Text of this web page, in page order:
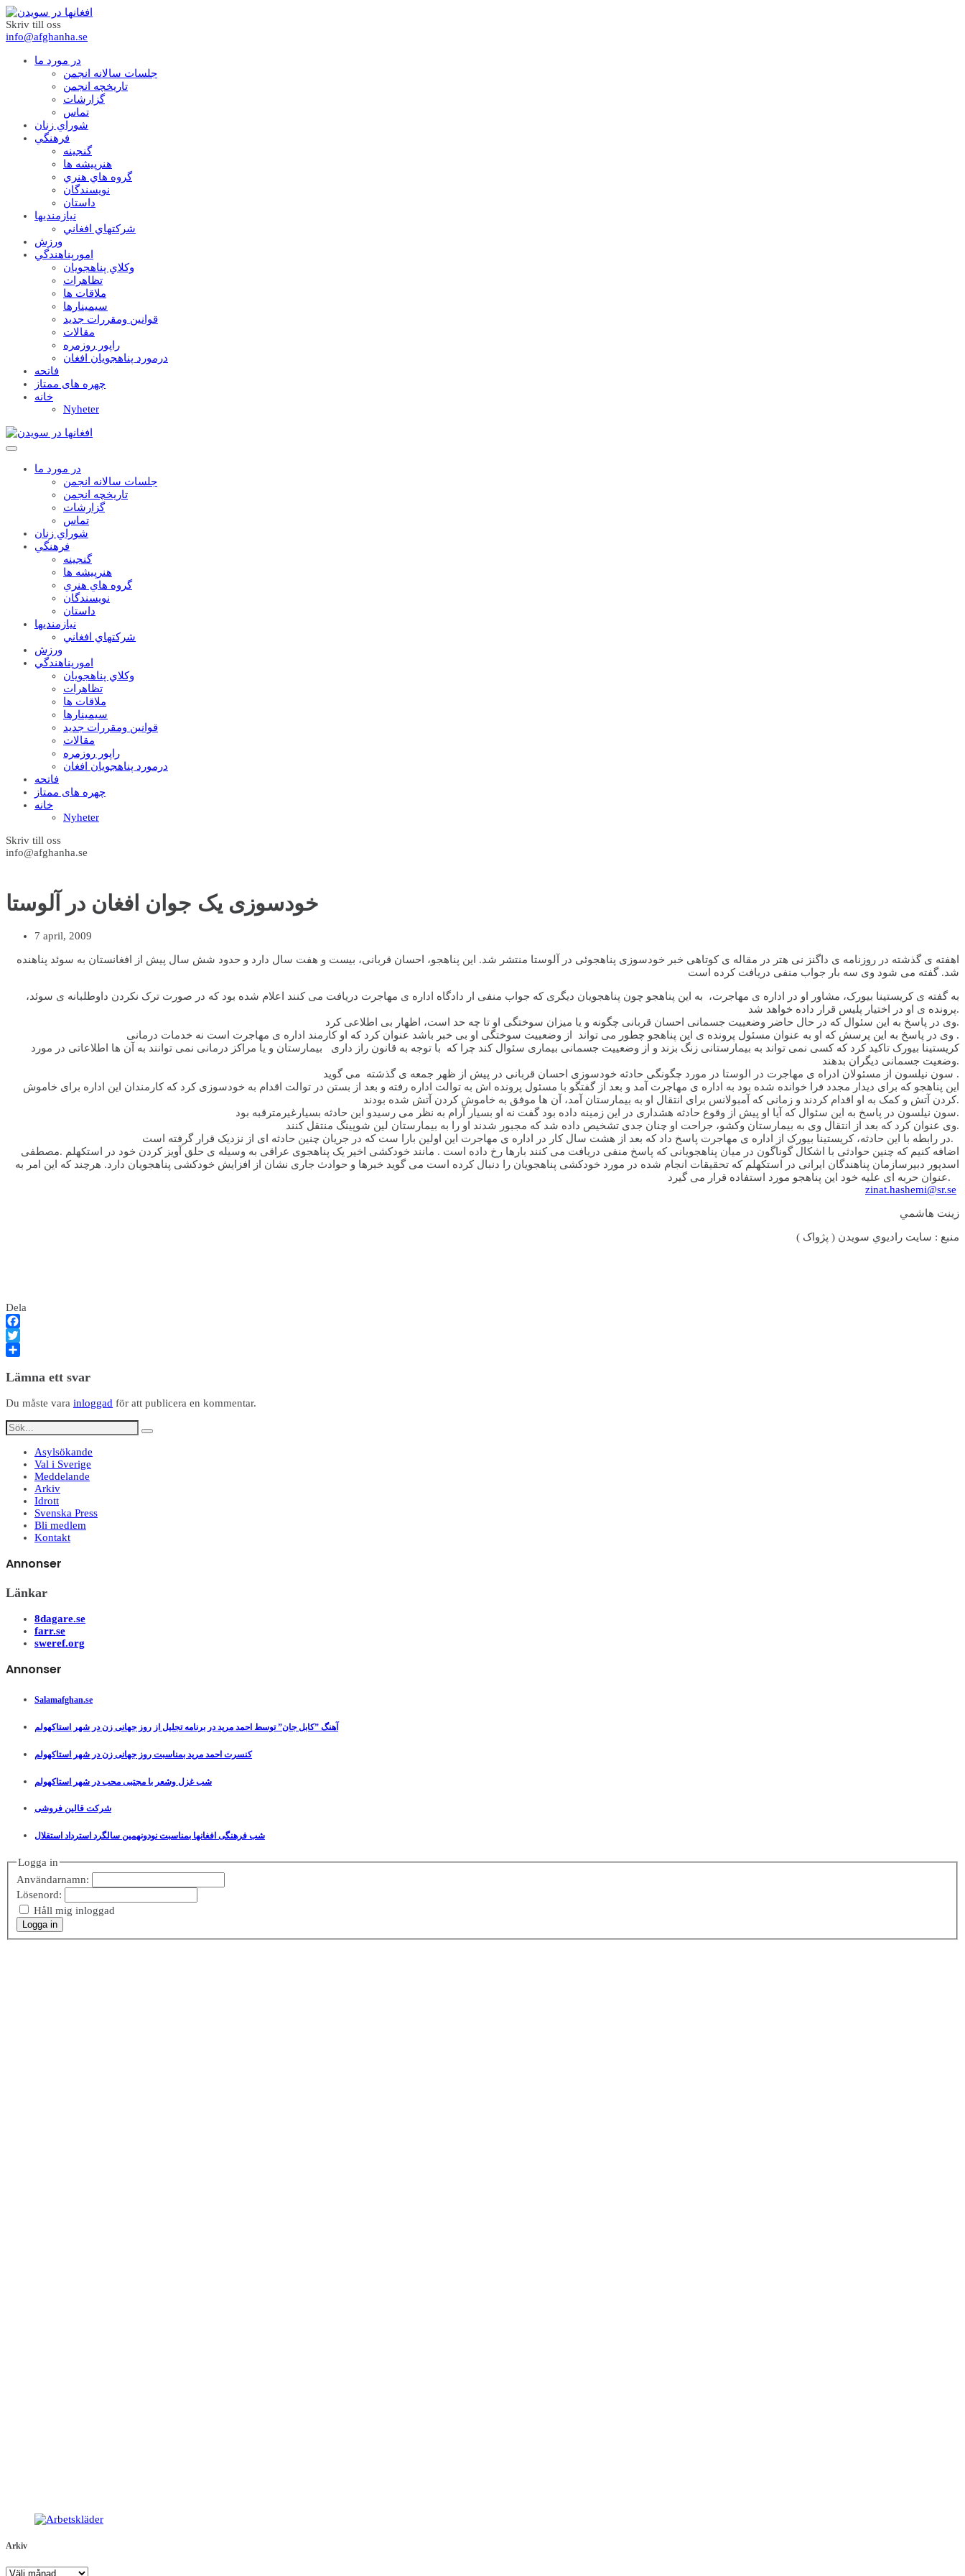
Skriv till oss
info@afghanha.se
در مورد ما
جلسات سالانه انجمن
تاریخچه انجمن
گزارشات
تماس
شوراي زنان
فرهنگي
گنجينه
هنرپيشه ها
گروه هاي هنري
نويسندگان
داستان
نيازمنديها
شرکتهاي افغاني
ورزش
امورپناهندگي
وکلاي پناهجويان
تظاهرات
ملاقات ها
سيمينارها
قوانين ومقررات جديد
مقالات
راپور روزمره
درمورد پناهجويان افغان
فاتحه
چهره های ممتاز
خانه
Nyheter
در مورد ما
جلسات سالانه انجمن
تاریخچه انجمن
گزارشات
تماس
شوراي زنان
فرهنگي
گنجينه
هنرپيشه ها
گروه هاي هنري
نويسندگان
داستان
نيازمنديها
شرکتهاي افغاني
ورزش
امورپناهندگي
وکلاي پناهجويان
تظاهرات
ملاقات ها
سيمينارها
قوانين ومقررات جديد
مقالات
راپور روزمره
درمورد پناهجويان افغان
فاتحه
چهره های ممتاز
خانه
Nyheter
Skriv till oss
info@afghanha.se
خودسوزی یک جوان افغان در آلوستا
7 april, 2009
اهفته ی گذشته در روزنامه ی داگنز نی هتر در مقاله ی کوتاهی خبر خودسوزی پناهجوئی در آلوستا منتشر شد. این پناهجو، احسان قربانی، بیست و هفت سال دارد و حدود شش سال پیش از افغانستان به سوئد پناهنده
شد. گفته می شود وی سه بار جواب منفی دریافت کرده است
به گفته ی کریستینا بیورک، مشاور او در اداره ی مهاجرت، به این پناهجو چون پناهجویان دیگری که جواب منفی ار دادگاه اداره ی مهاجرت دریافت می کنند اعلام شده بود که در صورت ترک نکردن داوطلبانه ی سوئد،
پرونده ی او در اختیار پلیس قرار داده خواهد شد.
وی در پاسخ به این سئوال که در حال حاضر وضعییت جسمانی احسان قربانی چگونه و یا میزان سوختگی او تا چه حد است، اظهار بی اطلاعی کرد.
وی در پاسخ به این پرسش که او به عنوان مسئول پرونده ی این پناهجو چطور می تواند از وضعییت سوختگی او بی خبر باشد عنوان کرد که او کارمند اداره ی مهاجرت است نه خدمات درمانی .
کریستینا بیورک تاکید کرد که کسی نمی تواند به بیمارستانی زنگ بزند و از وضعییت جسمانی بیماری سئوال کند چرا که با توجه به قانون راز داری بیمارستان و یا مراکز درمانی نمی توانند به آن ها اطلاعاتی در مورد
وضعیت جسمانی دیگران بدهند.
سون نیلسون از مسئولان ادراه ی مهاجرت در الوستا در مورد چگونگی حادثه خودسوزی احسان قربانی در پیش از ظهر جمعه ی گذشته می گوید .
این پناهجو که برای دیدار مجدد فرا خوانده شده بود به اداره ی مهاجرت آمد و بعد از گفتگو با مسئول پرونده اش به توالت اداره رفته و بعد از بستن در توالت اقدام به خودسوزی کرد که کارمندان این اداره برای خاموش
کردن آتش و کمک به او اقدام کردند و زمانی که آمبولانس برای انتقال او به بیمارستان آمد، آن ها موفق به خاموش کردن آتش شده بودند.
سون نیلسون در پاسخ به این سئوال که آیا او پیش از وقوع حادثه هشداری در این زمینه داده بود گفت نه او بسیار آرام به نظر می رسیدو این حادثه بسیارغیرمترقبه بود.
وی عنوان کرد که بعد از انتقال وی به بیمارستان وکشو، جراحت او چنان جدی تشخیص داده شد که مجبور شدند او را به بیمارستان لین شوپینگ منتقل کنند.
در رابطه با این حادثه، کریستینا بیورک از اداره ی مهاجرت پاسخ داد که بعد از هشت سال کار در اداره ی مهاجرت این اولین بارا ست که در جریان چنین حادثه ای از نزدیک قرار گرفته است.
اضافه کنیم که چنین حوادثی با اشکال گوناگون در میان پناهجویانی که پاسخ منفی دریافت می کنند بارها رخ داده است . مانند خودکشی اخیر یک پناهجوی عراقی به وسیله ی حلق آویز کردن خود در استکهلم .مصطفی
اسدپور دبیرسازمان پناهندگان ایرانی در استکهلم که تحقیقات انجام شده در مورد خودکشی پناهجویان را دنبال کرده است می گوید خبرها و حوادث جاری نشان از افزایش خودکشی پناهجویان دارد. هرچند که این امر به
عنوان حربه ای علیه خود این پناهجو مورد استفاده قرار می گیرد.
zinat.hashemi@sr.se
زينت هاشمي
منبع : سايت راديوي سويدن ( پژواک )
Dela
Facebook
Twitter
Lämna ett svar
Du måste vara inloggad för att publicera en kommentar.
Asylsökande
Val i Sverige
Meddelande
Arkiv
Idrott
Svenska Press
Bli medlem
Kontakt
Annonser
Länkar
8dagare.se
farr.se
sweref.org
Annonser
Salamafghan.se
آهنگ ”کابل جان” توسط احمد مرید در برنامه تجلیل از روز جهانی زن در شهر استاکهولم
کنسرت احمد مرید بمناسبت روز جهانی زن در شهر استاکهولم
شب غزل وشعر با مجتبی محب در شهر استاکهولم
شرکت قالین فروشی
شب فرهنگی افغانها بمناسبت نودونهمین سالگرد استرداد استقلال
Logga in
Användarnamn:
Lösenord:
Håll mig inloggad
Logga in
Arkiv
Arkiv